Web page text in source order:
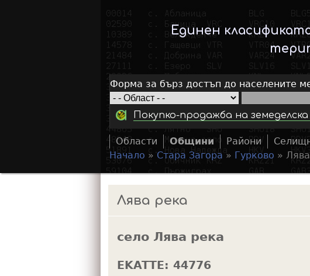
Единен
Форма за бърз достъп до населените
Покупко-продажба на земеделска
Области Общини Райони
o
u
Начало »Стара Загора » Гурково »
Лява река
село Лява река
EKATTE: 44776